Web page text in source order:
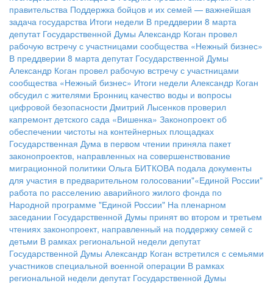
правительства Поддержка бойцов и их семей — важнейшая
задача государства Итоги недели В преддверии 8 марта
депутат Государственной Думы Александр Коган провел
рабочую встречу с участницами сообщества «Нежный бизнес»
В преддверии 8 марта депутат Государственной Думы
Александр Коган провел рабочую встречу с участницами
сообщества «Нежный бизнес» Итоги недели Александр Коган
обсудил с жителями Бронниц качество воды и вопросы
цифровой безопасности Дмитрий Лысенков проверил
капремонт детского сада «Вишенка» Законопроект об
обеспечении чистоты на контейнерных площадках
Государственная Дума в первом чтении приняла пакет
законопроектов, направленных на совершенствование
миграционной политики Ольга БИТКОВА подала документы
для участия в предварительном голосовании"«Единой России"
работа по расселению аварийного жилого фонда по
Народной программе "Единой России" На пленарном
заседании Государственной Думы принят во втором и третьем
чтениях законопроект, направленный на поддержку семей с
детьми В рамках региональной недели депутат
Государственной Думы Александр Коган встретился с семьями
участников специальной военной операции В рамках
региональной недели депутат Государственной Думы